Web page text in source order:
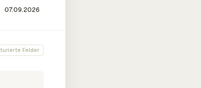
Felder